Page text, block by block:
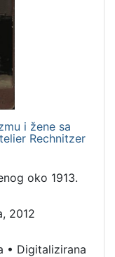
i žene sa
Rechnitzer
oko 1913.
2012
• Digitalizirana